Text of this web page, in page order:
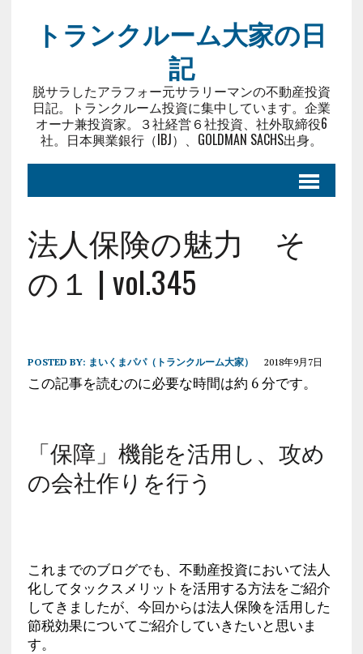
トランクルーム大家の日
記
脱サラしたアラフォー元サラリーマンの不動産投資
日記。トランクルーム投資に集中しています。企業
オーナ兼投資家。３社経営６社投資、社外取締役6
社。日本興業銀行（IBJ）、GOLDMAN SACHS出身。
法人保険の魅力 そ
の１ | vol.345
POSTED BY: まいくまパパ（トランクルーム大家） 2018年9月7日
この記事を読むのに必要な時間は約 6 分です。
「保障」機能を活用し、攻め
の会社作りを行う
これまでのブログでも、不動産投資において法人
化してタックスメリットを活用する方法をご紹介
してきましたが、今回からは法人保険を活用した
節税効果についてご紹介していきたいと思いま
す。